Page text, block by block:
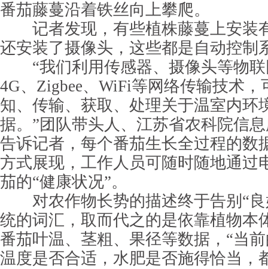
番茄藤蔓沿着铁丝向上攀爬。
记者发现，有些植株藤蔓上安装
还安装了摄像头，这些都是自动控制
“我们利用传感器、摄像头等物联
4G、Zigbee、WiFi等网络传输技术
知、传输、获取、处理关于温室内环
据。”团队带头人、江苏省农科院信
告诉记者，每个番茄生长全过程的数
方式展现，工作人员可随时随地通过
茄的“健康状况”。
对农作物长势的描述终于告别“良
统的词汇，取而代之的是依靠植物本
番茄叶温、茎粗、果径等数据，“当
温度是否合适，水肥是否施得恰当，